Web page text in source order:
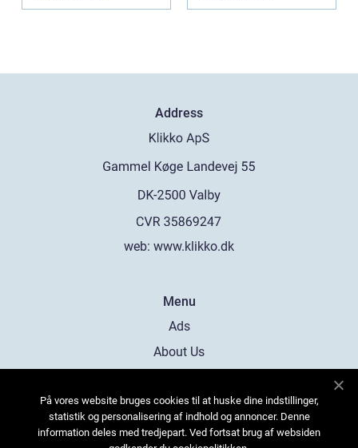
Address
web: www.klikko.dk
Menu
Ads
About Us
Contact
Sitemap
På vores website bruges cookies til at huske dine indstillinger,
statistik og personalisering af indhold og annoncer. Denne
information deles med tredjepart. Ved fortsat brug af websiden